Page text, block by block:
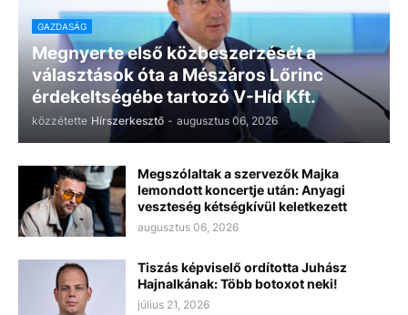
GAZDASÁG
Megnyerte első közbeszerzését a
választások óta a Mészáros Lőrinc
érdekeltségébe tartozó V-Híd Kft.
közzétette Hírszerkesztő - augusztus 06, 2026
Megszólaltak a szervezők Majka
lemondott koncertje után: Anyagi
veszteség kétségkívül keletkezett
augusztus 06, 2026
Tiszás képviselő ordította Juhász
Hajnalkának: Több botoxot neki!
július 21, 2026